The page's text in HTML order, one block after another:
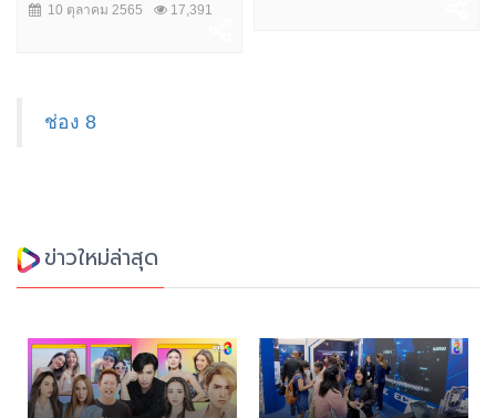
10 ตุลาคม 2565 17,391
ช่อง 8
ข่าวใหม่ล่าสุด